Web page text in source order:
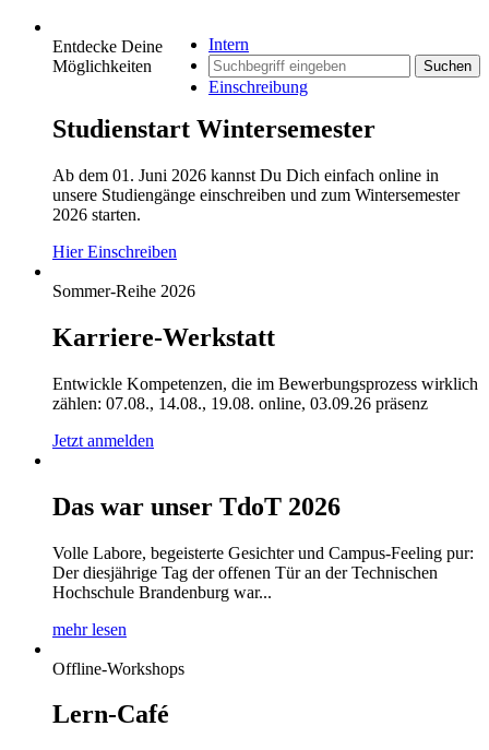
Intern
Suchen
Einschreibung
Entdecke Deine
Möglichkeiten
Studienstart Wintersemester
Ab dem 01. Juni 2026 kannst Du Dich einfach online in
unsere Studiengänge einschreiben und zum Wintersemester
2026 starten.
Hier Einschreiben
Sommer-Reihe 2026
Karriere-Werkstatt
Entwickle Kompetenzen, die im Bewerbungsprozess wirklich
zählen: 07.08., 14.08., 19.08. online, 03.09.26 präsenz
Jetzt anmelden
Das war unser TdoT 2026
Volle Labore, begeisterte Gesichter und Campus-Feeling pur:
Der diesjährige Tag der offenen Tür an der Technischen
Hochschule Brandenburg war...
mehr lesen
Offline-Workshops
Lern-Café